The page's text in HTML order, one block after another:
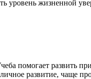
помогает развить
развитие, чаще